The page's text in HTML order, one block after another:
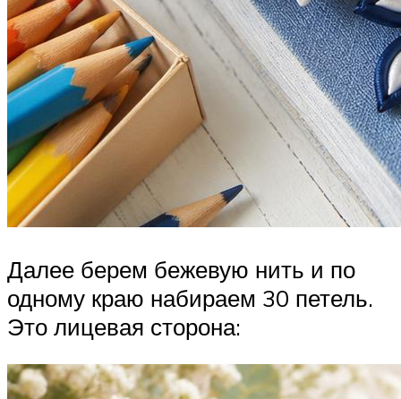
Далее берем бежевую нить и по
одному краю набираем 30 петель.
Это лицевая сторона: